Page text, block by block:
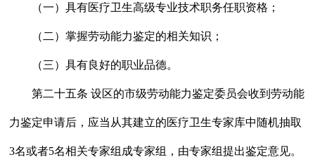
（一）具有医疗卫生高级专业技术职务任职资格；
（二）掌握劳动能力鉴定的相关知识；
（三）具有良好的职业品德。
第二十五条 设区的市级劳动能力鉴定委员会收到劳动能
力鉴定申请后，应当从其建立的医疗卫生专家库中随机抽取
3名或者5名相关专家组成专家组，由专家组提出鉴定意见。